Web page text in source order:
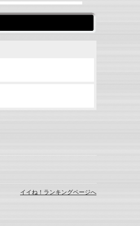
イイね！ランキングページへ